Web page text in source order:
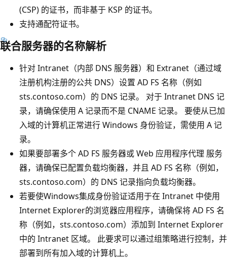
(CSP) 的证书，而非基于 KSP 的证书。
支持通配符证书。
联合服务器的名称解析
针对 Intranet（内部 DNS 服务器）和 Extranet（通过域
注册机构注册的公共 DNS）设置 AD FS 名称（例如
sts.contoso.com）的 DNS 记录。 对于 Intranet DNS 记
录，请确保使用 A 记录而不是 CNAME 记录。 要使从已加
入域的计算机正常进行 Windows 身份验证，需使用 A 记
录。
如果要部署多个 AD FS 服务器或 Web 应用程序代理 服务
器，请确保已配置负载均衡器，并且 AD FS 名称（例如，
sts.contoso.com）的 DNS 记录指向负载均衡器。
若要使Windows集成身份验证适用于在 Intranet 中使用
Internet Explorer的浏览器应用程序，请确保将 AD FS 名
称（例如，sts.contoso.com）添加到 Internet Explorer
中的 Intranet 区域。 此要求可以通过组策略进行控制，并
部署到所有加入域的计算机上。